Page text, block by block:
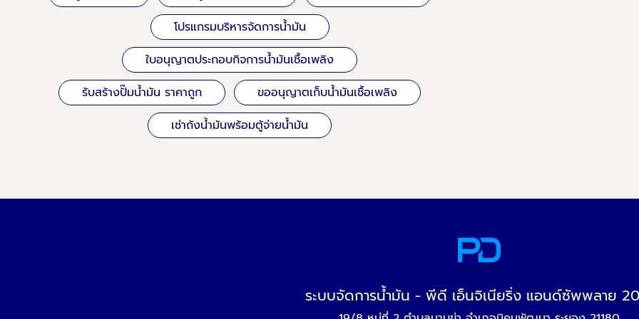
โปรแกรมบริหารจัดการน้ำมัน
ใบอนุญาตประกอบกิจการน้ำมันเชื้อเพลิง
รับสร้างปั๊มน้ำมัน ราคาถูก
ขออนุญาตเก็บน้ำมันเชื้อเพลิง
เช่าถังน้ำมันพร้อมตู้จ่ายน้ำมัน
ระบบจัดการน้ำมัน - พีดี เอ็นจิเนียริ่ง แอนด์ซัพพลาย